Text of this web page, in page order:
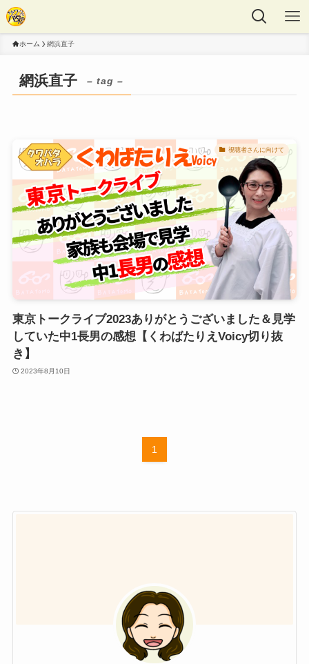
ホーム 網浜直子
網浜直子 – tag –
視聴者さんに向けて
東京トークライブ2023ありがとうございました＆見学
していた中1長男の感想【くわばたりえVoicy切り抜
き】
2023年8月10日
1